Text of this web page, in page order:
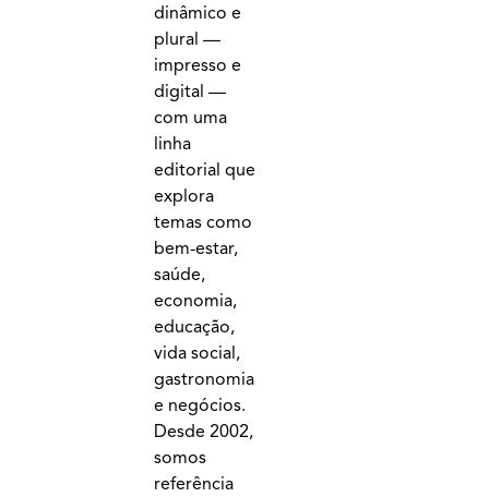
dinâmico e
plural —
impresso e
digital —
com uma
linha
editorial que
explora
temas como
bem-estar,
saúde,
economia,
educação,
vida social,
gastronomia
e negócios.
Desde 2002,
somos
referência